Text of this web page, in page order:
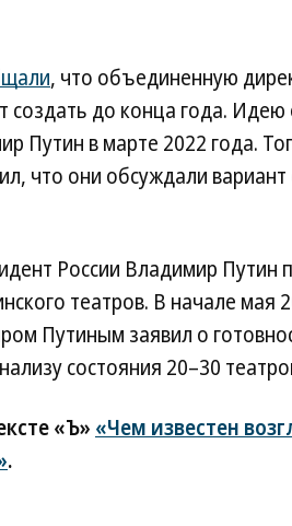
, что объединенную
создать до конца года.
Путин в марте 2022 года.
что они обсуждали
России Владимир
театров. В начале мая
Путиным заявил о
состояния 20–30
«Ъ» «Чем известен
.